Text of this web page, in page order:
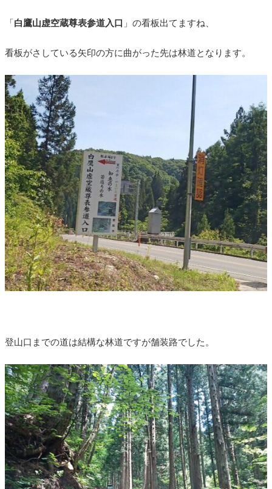
「 白鷹山虚空蔵尊表参道入口 」の看板出てますね、
看板がさしている矢印の方に曲がった先は林道となります。
登山口までの道は結構な林道ですが舗装路でした。